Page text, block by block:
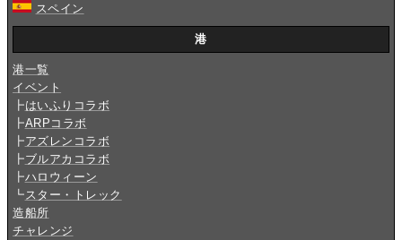
スペイン
港
港一覧
イベント
┣はいふりコラボ
┣ARPコラボ
┣アズレンコラボ
┣ブルアカコラボ
┣ハロウィーン
┗ スター・トレック
造船所
チャレンジ